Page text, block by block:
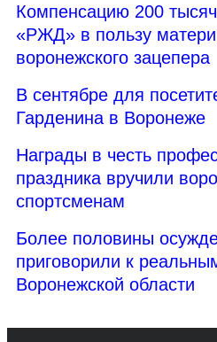
Компенсацию 200
«РЖД» в пользу матери
воронежского зацепера
В сентябре для
Гарденина в Воронеже
Награды в честь
праздника вручили
спортсменам
Более половины
приговорили к
Воронежской области